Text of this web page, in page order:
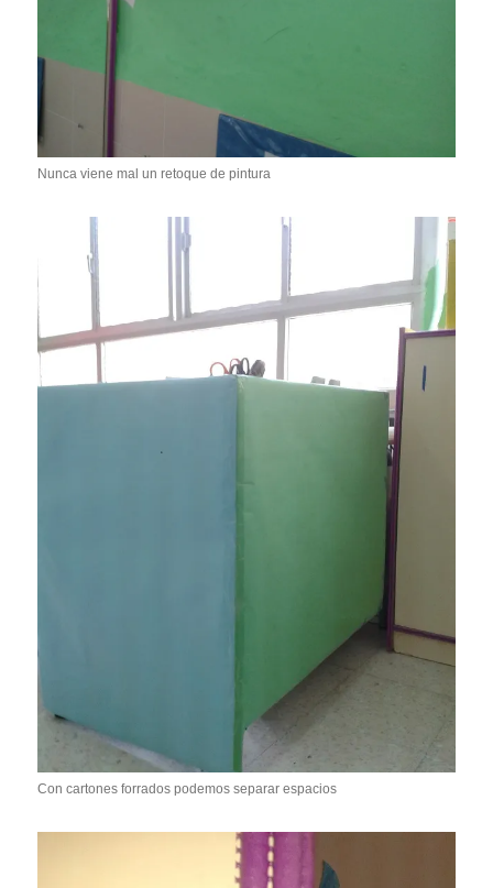
Nunca viene mal un retoque de pintura
Con cartones forrados podemos separar espacios